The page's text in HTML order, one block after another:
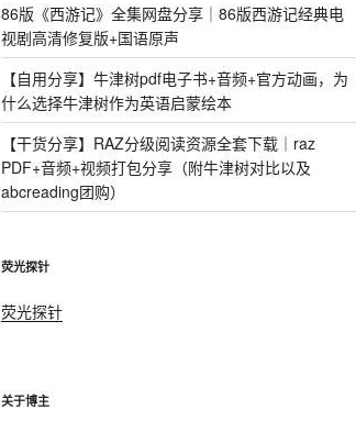
86版《西游记》全集网盘分享｜86版西游记经典电
视剧高清修复版+国语原声
【自用分享】牛津树pdf电子书+音频+官方动画，为
什么选择牛津树作为英语启蒙绘本
【干货分享】RAZ分级阅读资源全套下载｜raz
PDF+音频+视频打包分享（附牛津树对比以及
abcreading团购）
荧光探针
荧光探针
关于博主